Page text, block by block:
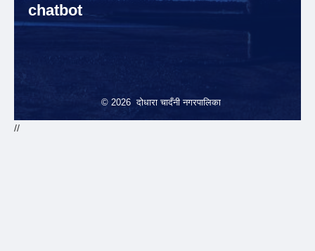
chatbot
© 2026 दोधारा चादँनी नगरपालिका
//